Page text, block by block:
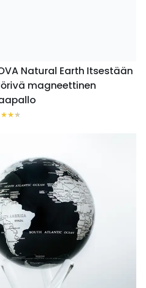
Natural Earth Itsestään
magneettinen